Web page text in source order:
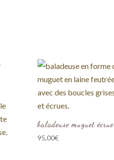
baladeuse muguet écrue
95,00€